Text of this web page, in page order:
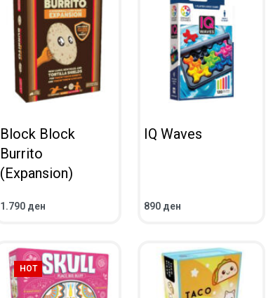
Block Block
Burrito
(Expansion)
1.790 ден
ВО КОШНИЧКА
IQ Waves
890 ден
ВО КОШНИЧКА
HOT